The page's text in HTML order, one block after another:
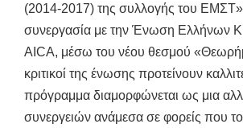
(2014-2017) της συλλογής του
συνεργασία με την Ένωση Ελλήνων
AICA, μέσω του νέου θεσμού
κριτικοί της ένωσης προτείνουν
πρόγραμμα διαμορφώνεται ως μια
συνεργειών ανάμεσα σε φορείς που